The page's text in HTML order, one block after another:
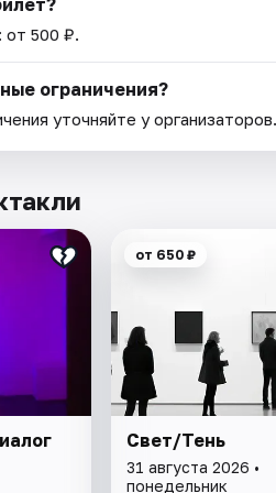
от 500 ₽.
ограничения?
уточняйте у организаторов.
от 650 ₽
Свет/Тень
31 августа 2026 •
понедельник